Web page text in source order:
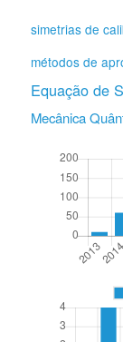
simetrias de
métodos de
Equação de
Mecânica